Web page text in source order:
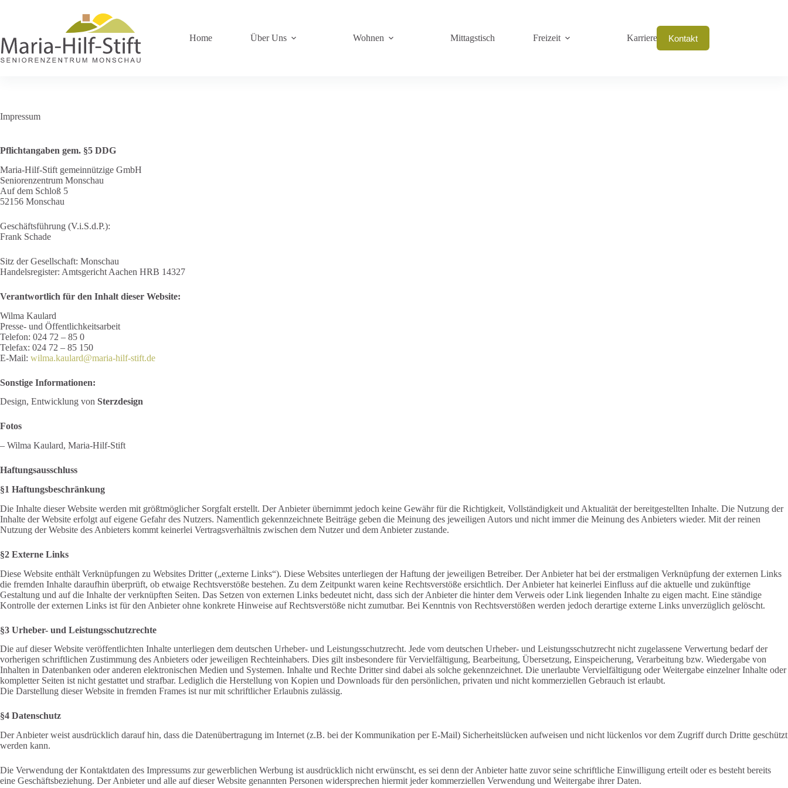
Home
Über Uns Wohnen Mittagstisch Freizeit Karriere Kontakt
Impressum
Pflichtangaben gem. §5 DDG
Maria-Hilf-Stift gemeinnützige GmbH
Seniorenzentrum Monschau
Auf dem Schloß 5
52156 Monschau
Geschäftsführung (V.i.S.d.P.):
Frank Schade
Sitz der Gesellschaft: Monschau
Handelsregister: Amtsgericht Aachen HRB 14327
Verantwortlich für den Inhalt dieser Website:
Wilma Kaulard
Presse- und Öffentlichkeitsarbeit
Telefon: 024 72 – 85 0
Telefax: 024 72 – 85 150
E-Mail: wilma.kaulard@maria-hilf-stift.de
Sonstige Informationen:
Design, Entwicklung von Sterzdesign
Fotos
– Wilma Kaulard, Maria-Hilf-Stift
Haftungsausschluss
§1 Haftungsbeschränkung
Die Inhalte dieser Website werden mit größtmöglicher Sorgfalt erstellt. Der Anbieter übernimmt jedoch keine Gewähr für die Richtigkeit, Vollständigkeit und Aktualität der bereitgestellten Inhalte. Die Nutzung der
Inhalte der Website erfolgt auf eigene Gefahr des Nutzers. Namentlich gekennzeichnete Beiträge geben die Meinung des jeweiligen Autors und nicht immer die Meinung des Anbieters wieder. Mit der reinen
Nutzung der Website des Anbieters kommt keinerlei Vertragsverhältnis zwischen dem Nutzer und dem Anbieter zustande.
§2 Externe Links
Diese Website enthält Verknüpfungen zu Websites Dritter („externe Links“). Diese Websites unterliegen der Haftung der jeweiligen Betreiber. Der Anbieter hat bei der erstmaligen Verknüpfung der externen Links
die fremden Inhalte daraufhin überprüft, ob etwaige Rechtsverstöße bestehen. Zu dem Zeitpunkt waren keine Rechtsverstöße ersichtlich. Der Anbieter hat keinerlei Einfluss auf die aktuelle und zukünftige
Gestaltung und auf die Inhalte der verknüpften Seiten. Das Setzen von externen Links bedeutet nicht, dass sich der Anbieter die hinter dem Verweis oder Link liegenden Inhalte zu eigen macht. Eine ständige
Kontrolle der externen Links ist für den Anbieter ohne konkrete Hinweise auf Rechtsverstöße nicht zumutbar. Bei Kenntnis von Rechtsverstößen werden jedoch derartige externe Links unverzüglich gelöscht.
§3 Urheber- und Leistungsschutzrechte
Die auf dieser Website veröffentlichten Inhalte unterliegen dem deutschen Urheber- und Leistungsschutzrecht. Jede vom deutschen Urheber- und Leistungsschutzrecht nicht zugelassene Verwertung bedarf der
vorherigen schriftlichen Zustimmung des Anbieters oder jeweiligen Rechteinhabers. Dies gilt insbesondere für Vervielfältigung, Bearbeitung, Übersetzung, Einspeicherung, Verarbeitung bzw. Wiedergabe von
Inhalten in Datenbanken oder anderen elektronischen Medien und Systemen. Inhalte und Rechte Dritter sind dabei als solche gekennzeichnet. Die unerlaubte Vervielfältigung oder Weitergabe einzelner Inhalte oder
kompletter Seiten ist nicht gestattet und strafbar. Lediglich die Herstellung von Kopien und Downloads für den persönlichen, privaten und nicht kommerziellen Gebrauch ist erlaubt.
Die Darstellung dieser Website in fremden Frames ist nur mit schriftlicher Erlaubnis zulässig.
§4 Datenschutz
Der Anbieter weist ausdrücklich darauf hin, dass die Datenübertragung im Internet (z.B. bei der Kommunikation per E-Mail) Sicherheitslücken aufweisen und nicht lückenlos vor dem Zugriff durch Dritte geschützt
werden kann.
Die Verwendung der Kontaktdaten des Impressums zur gewerblichen Werbung ist ausdrücklich nicht erwünscht, es sei denn der Anbieter hatte zuvor seine schriftliche Einwilligung erteilt oder es besteht bereits
eine Geschäftsbeziehung. Der Anbieter und alle auf dieser Website genannten Personen widersprechen hiermit jeder kommerziellen Verwendung und Weitergabe ihrer Daten.